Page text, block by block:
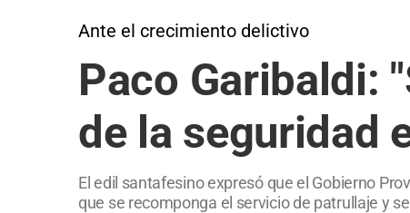
Ante el crecimiento delictivo
Paco Garibaldi:
de la seguridad
El edil santafesino expresó que el Gobierno
que se recomponga el servicio de patrullaje y